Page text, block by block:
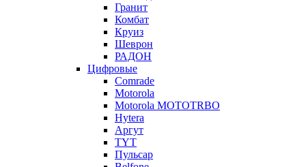
Гранит
Комбат
Круиз
Шеврон
РАДОН
Цифровые
Comrade
Motorola
Motorola MOTOTRBO
Hytera
Аргут
TYT
Пульсар